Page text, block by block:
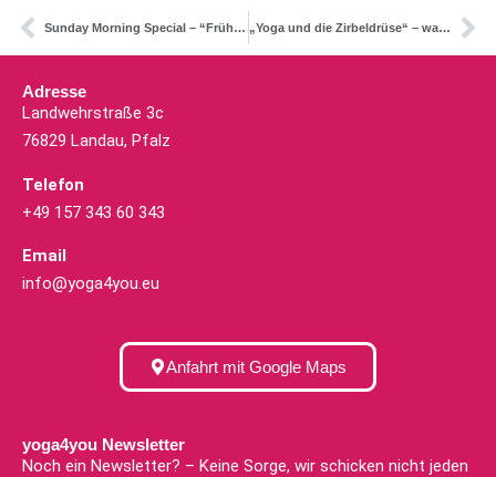
Sunday Morning Special – “Frühlings-Flow” „Yoga und die Zirbeldrüse“ – was hat Yoga mit der Zirbeldrüse zu tun und die Zirbeldrüse mit Yoga?
Adresse
Landwehrstraße 3c
76829 Landau, Pfalz
Telefon
+49 157 343 60 343
Email
info@yoga4you.eu
Anfahrt mit Google Maps
yoga4you Newsletter
Noch ein Newsletter? – Keine Sorge, wir schicken nicht jeden